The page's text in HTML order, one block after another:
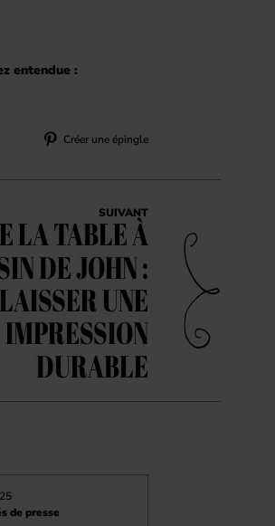
entendue :
Créer une épingle
SUIVANT
LA TABLE À
DE JOHN :
LAISSER UNE
IMPRESSION
DURABLE
de presse